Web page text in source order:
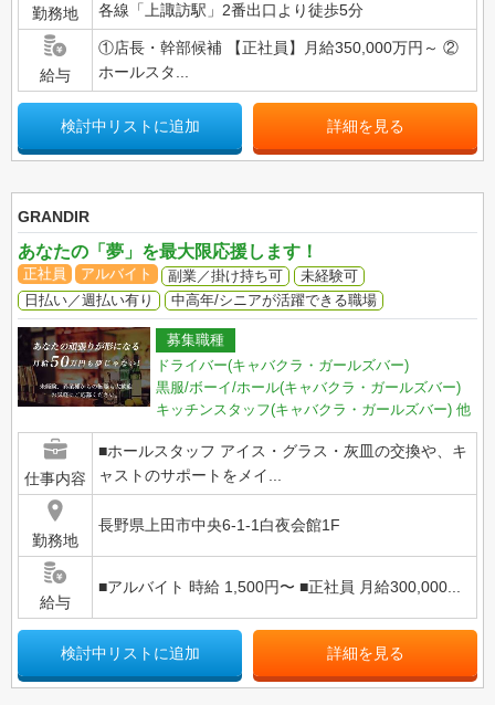
勤務地
各線「上諏訪駅」2番出口より徒歩5分
給与
①店長・幹部候補 【正社員】月給350,000万円～ ②
ホールスタ...
検討中リストに追加 詳細を見る
GRANDIR
あなたの「夢」を最大限応援します！
正社員 アルバイト 副業／掛け持ち可
未経験可
日払い／週払い有り
中高年/シニアが活躍できる職場
募集職種
ドライバー(キャバクラ・ガールズバー)
黒服/ボーイ/ホール(キャバクラ・ガールズバー)
キッチンスタッフ(キャバクラ・ガールズバー) 他
仕事内容
■ホールスタッフ アイス・グラス・灰皿の交換や、キ
ャストのサポートをメイ...
勤務地
長野県上田市中央6-1-1白夜会館1F
給与
■アルバイト 時給 1,500円〜 ■正社員 月給300,000...
検討中リストに追加 詳細を見る